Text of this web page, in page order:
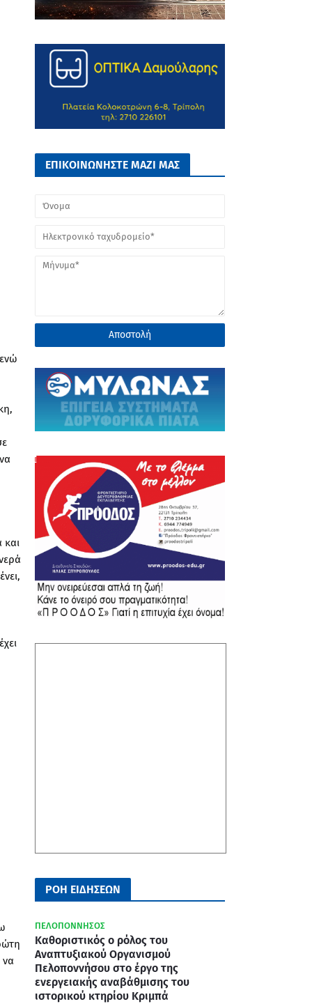
να
ΕΠΙΚΟΙΝΩΝΗΣΤΕ ΜΑΖΙ ΜΑΣ
ΡΟΗ ΕΙΔΗΣΕΩΝ
ΠΕΛΟΠΟΝΝΗΣΟΣ
Καθοριστικός ο ρόλος του
Αναπτυξιακού Οργανισμού
Πελοποννήσου στο έργο της
ενεργειακής αναβάθμισης του
ιστορικού κτηρίου Κριμπά